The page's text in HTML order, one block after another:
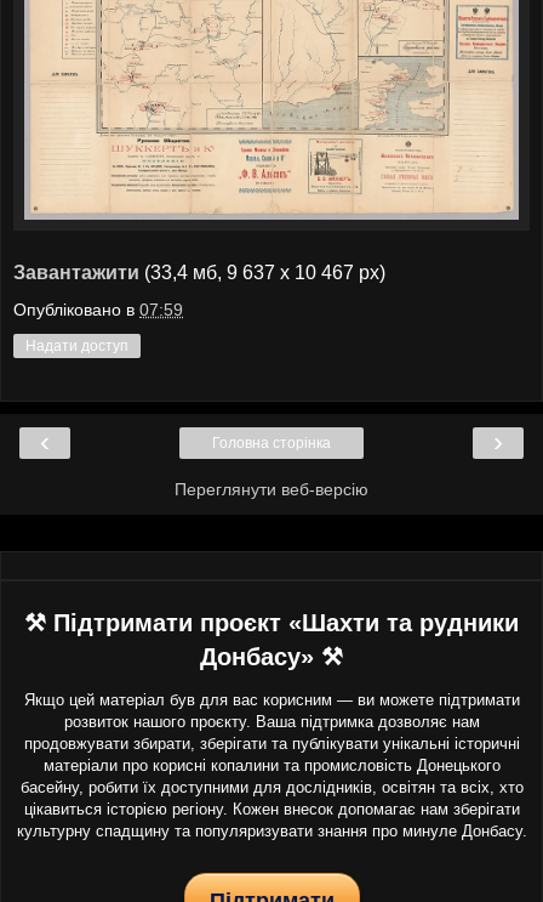
Завантажити (33,4 мб, 9 637 x 10 467 px)
Опубліковано в 07:59
Надати доступ
‹ ›
Головна сторінка
Переглянути веб-версію
⚒ Підтримати проєкт «Шахти та рудники
Донбасу» ⚒
Якщо цей матеріал був для вас корисним — ви можете підтримати
розвиток нашого проєкту. Ваша підтримка дозволяє нам
продовжувати збирати, зберігати та публікувати унікальні історичні
матеріали про корисні копалини та промисловість Донецького
басейну, робити їх доступними для дослідників, освітян та всіх, хто
цікавиться історією регіону. Кожен внесок допомагає нам зберігати
культурну спадщину та популяризувати знання про минуле Донбасу.